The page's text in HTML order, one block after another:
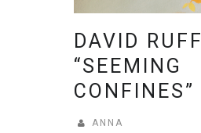
DAVID RUFF
“SEEMING
CONFINES”
ANNA